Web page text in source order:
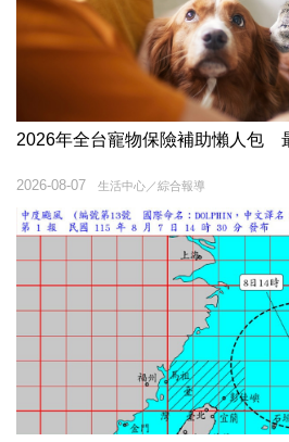
2026年全台寵物保險補助懶人包
生活中心／綜合報導
2026-08-07